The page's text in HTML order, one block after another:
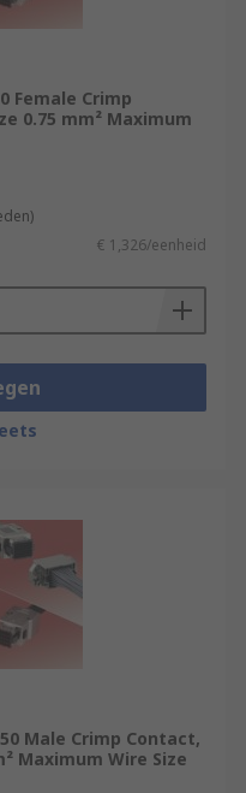
Female Crimp
0.75 mm² Maximum
€ 1,326/eenheid
Male Crimp Contact,
Maximum Wire Size